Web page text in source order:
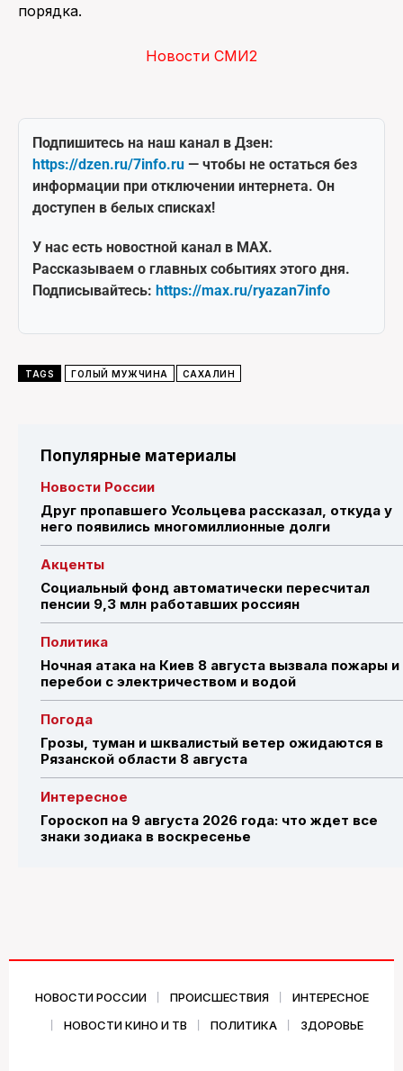
порядка.
Новости СМИ2
Подпишитесь на наш канал в Дзен:
https://dzen.ru/7info.ru — чтобы не остаться без
информации при отключении интернета. Он
доступен в белых списках!
У нас есть новостной канал в MAX.
Рассказываем о главных событиях этого дня.
Подписывайтесь: https://max.ru/ryazan7info
TAGS ГОЛЫЙ МУЖЧИНА САХАЛИН
Популярные материалы
Новости России
Друг пропавшего Усольцева рассказал, откуда у
него появились многомиллионные долги
Акценты
Социальный фонд автоматически пересчитал
пенсии 9,3 млн работавших россиян
Политика
Ночная атака на Киев 8 августа вызвала пожары и
перебои с электричеством и водой
Погода
Грозы, туман и шквалистый ветер ожидаются в
Рязанской области 8 августа
Интересное
Гороскоп на 9 августа 2026 года: что ждет все
знаки зодиака в воскресенье
НОВОСТИ РОССИИ ПРОИСШЕСТВИЯ
ИНТЕРЕСНОЕ
НОВОСТИ КИНО И ТВ
ПОЛИТИКА ЗДОРОВЬЕ